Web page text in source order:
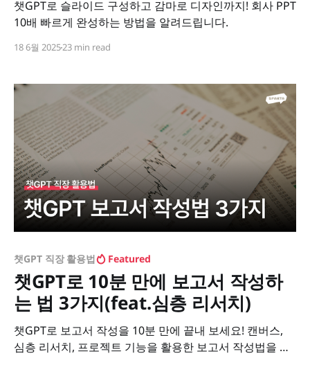
챗GPT로 슬라이드 구성하고 감마로 디자인까지! 회사 PPT
10배 빠르게 완성하는 방법을 알려드립니다.
18 6월 202523 min read
챗GPT 직장 활용법 Featured
챗GPT로 10분 만에 보고서 작성하
는 법 3가지(feat.심층 리서치)
챗GPT로 보고서 작성을 10분 만에 끝내 보세요! 캔버스,
심층 리서치, 프로젝트 기능을 활용한 보고서 작성법을 소